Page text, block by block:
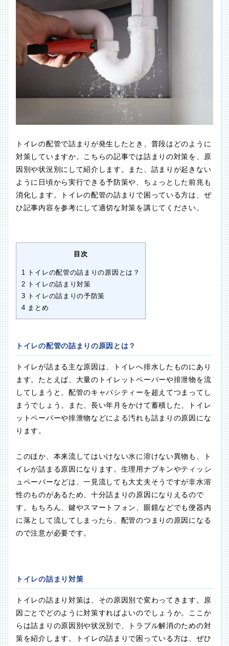
トイレの配管で詰まりが発生したとき、普段はどのように
対策していますか。こちらの記事では詰まりの対策を、原
因別や状況別にして紹介します。また、詰まりが起きない
ように日頃から実行できる予防策や、ちょっとした前兆も
消化します。トイレの配管の詰まりで困っている方は、ぜ
ひ記事内容を参考にして適切な対策を講じてください。
目次
1
トイレの配管の詰まりの原因とは？
2 トイレの詰まり対策
3 トイレの詰まりの予防策
4 まとめ
トイレの配管の詰まりの原因とは？
トイレが詰まる主な原因は、トイレへ排水したものにあり
ます。たとえば、大量のトイレットペーパーや排泄物を流
してしまうと、配管のキャパシティーを超えてつまってし
まうでしょう。また、長い年月をかけて蓄積した、トイレ
ットペーパーや排泄物などによる汚れも詰まりの原因にな
ります。
このほか、本来流してはいけない水に溶けない異物も、ト
イレが詰まる原因になります。生理用ナプキンやティッシ
ュペーパーなどは、一見流しても大丈夫そうですが非水溶
性のものがあるため、十分詰まりの原因になりえるので
す。もちろん、鍵やスマートフォン、眼鏡などでも便器内
に落として流してしまったら、配管のつまりの原因になる
ので注意が必要です。
トイレの詰まり対策
トイレの詰まり対策は、その原因別で変わってきます。原
因ごとでどのように対策すればよいのでしょうか。ここか
らは詰まりの原因別や状況別で、トラブル解消のための対
策を紹介します。トイレの詰まりで困っている方は、ぜひ